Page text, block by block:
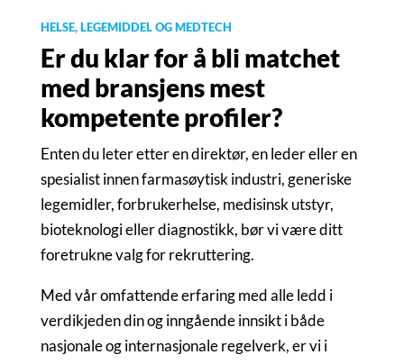
HELSE, LEGEMIDDEL OG MEDTECH
Er du klar for å bli matchet
med bransjens mest
kompetente profiler?
Enten du leter etter en direktør, en leder eller en
spesialist innen farmasøytisk industri, generiske
legemidler, forbrukerhelse, medisinsk utstyr,
bioteknologi eller diagnostikk, bør vi være ditt
foretrukne valg for rekruttering.
Med vår omfattende erfaring med alle ledd i
verdikjeden din og inngående innsikt i både
nasjonale og internasjonale regelverk, er vi i